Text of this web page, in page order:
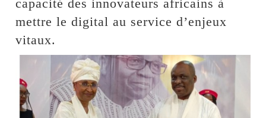
capacité des innovateurs africains à
mettre le digital au service d’enjeux
vitaux.